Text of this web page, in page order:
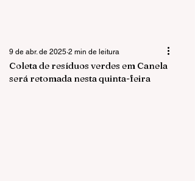
Coleta de resíduos verdes em Canela
será retomada nesta quinta-feira
9 de abr. de 2025 2 min de leitura